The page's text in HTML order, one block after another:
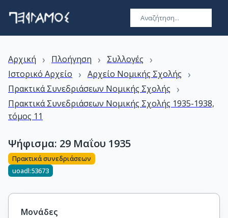
Αρχική › Πλοήγηση › Συλλογές ›
Ιστορικό Αρχείο › Αρχείο Νομικής Σχολής ›
Πρακτικά Συνεδριάσεων Νομικής Σχολής ›
Πρακτικά Συνεδριάσεων Νομικής Σχολής 1935-1938,
τόμος 11
Ψήφισμα: 29 Μαΐου 1935
Πρακτικά συνεδριάσεων
uoadl:53673
Μονάδες